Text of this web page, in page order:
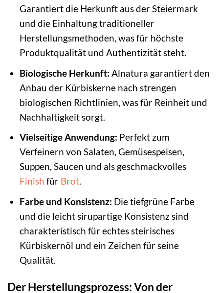
Garantiert die Herkunft aus der Steiermark
und die Einhaltung traditioneller
Herstellungsmethoden, was für höchste
Produktqualität und Authentizität steht.
Biologische Herkunft: Alnatura garantiert den
Anbau der Kürbiskerne nach strengen
biologischen Richtlinien, was für Reinheit und
Nachhaltigkeit sorgt.
Vielseitige Anwendung: Perfekt zum
Verfeinern von Salaten, Gemüsespeisen,
Suppen, Saucen und als geschmackvolles
Finish für Brot.
Farbe und Konsistenz: Die tiefgrüne Farbe
und die leicht sirupartige Konsistenz sind
charakteristisch für echtes steirisches
Kürbiskernöl und ein Zeichen für seine
Qualität.
Der Herstellungsprozess: Von der